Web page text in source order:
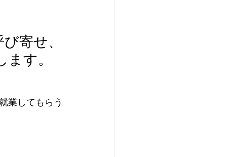
寄せ、
す。
業してもらう